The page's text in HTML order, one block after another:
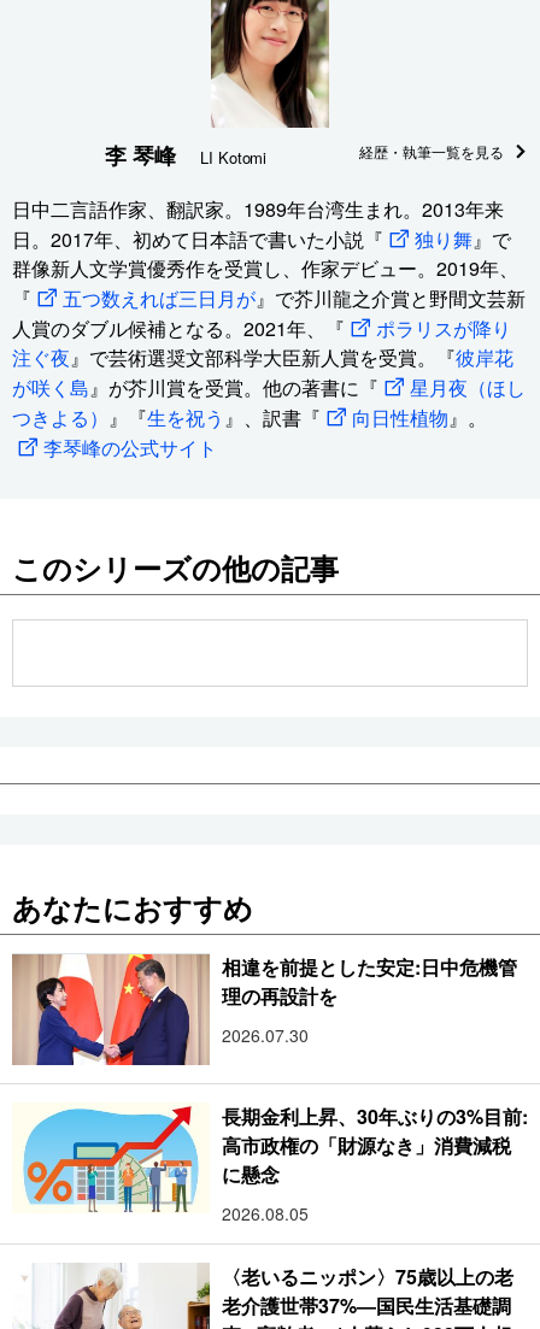
李 琴峰 LI Kotomi 経歴・執筆一覧を見る
日中二言語作家、翻訳家。1989年台湾生まれ。2013年来
日。2017年、初めて日本語で書いた小説『
独り舞』で
群像新人文学賞優秀作を受賞し、作家デビュー。2019年、
『
五つ数えれば三日月が』で芥川龍之介賞と野間文芸新
人賞のダブル候補となる。2021年、『
ポラリスが降り
注ぐ夜』で芸術選奨文部科学大臣新人賞を受賞。『彼岸花
が咲く島』が芥川賞を受賞。他の著書に『
星月夜（ほし
つきよる） 』『生を祝う 』、訳書『 向日性植物』。
李琴峰の公式サイト
このシリーズの他の記事
あなたにおすすめ
相違を前提とした安定:日中危機管
理の再設計を
2026.07.30
長期金利上昇、30年ぶりの3%目前:
高市政権の「財源なき」消費減税
に懸念
2026.08.05
〈老いるニッポン〉75歳以上の老
老介護世帯37%―国民生活基礎調